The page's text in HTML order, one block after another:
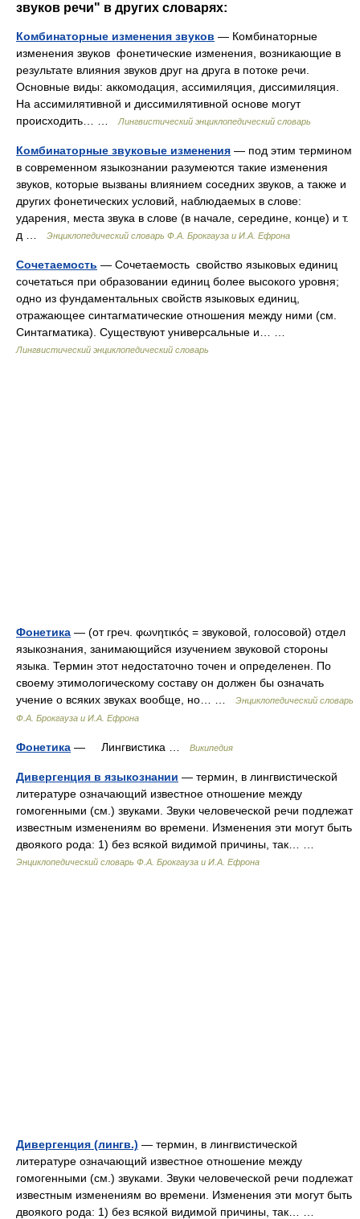
звуков речи" в других словарях:
Комбинаторные изменения звуков — Комбинаторные
изменения звуков фонетические изменения, возникающие в
результате влияния звуков друг на друга в потоке речи.
Основные виды: аккомодация, ассимиляция, диссимиляция.
На ассимилятивной и диссимилятивной основе могут
происходить… …
Лингвистический энциклопедический словарь
Комбинаторные звуковые изменения — под этим термином
в современном языкознании разумеются такие изменения
звуков, которые вызваны влиянием соседних звуков, а также и
других фонетических условий, наблюдаемых в слове:
ударения, места звука в слове (в начале, середине, конце) и т.
д …
Энциклопедический словарь Ф.А. Брокгауза и И.А. Ефрона
Сочетаемость — Сочетаемость свойство языковых единиц
сочетаться при образовании единиц более высокого уровня;
одно из фундаментальных свойств языковых единиц,
отражающее синтагматические отношения между ними (см.
Синтагматика). Существуют универсальные и… …
Лингвистический энциклопедический словарь
Фонетика — (от греч. φωνητικός = звуковой, голосовой) отдел
языкознания, занимающийся изучением звуковой стороны
языка. Термин этот недостаточно точен и определенен. По
своему этимологическому составу он должен бы означать
учение о всяких звуках вообще, но… …
Энциклопедический словарь
Ф.А. Брокгауза и И.А. Ефрона
Фонетика — Лингвистика … Википедия
Дивергенция в языкознании — термин, в лингвистической
литературе означающий известное отношение между
гомогенными (см.) звуками. Звуки человеческой речи подлежат
известным изменениям во времени. Изменения эти могут быть
двоякого рода: 1) без всякой видимой причины, так… …
Энциклопедический словарь Ф.А. Брокгауза и И.А. Ефрона
Дивергенция (лингв.) — термин, в лингвистической
литературе означающий известное отношение между
гомогенными (см.) звуками. Звуки человеческой речи подлежат
известным изменениям во времени. Изменения эти могут быть
двоякого рода: 1) без всякой видимой причины, так… …